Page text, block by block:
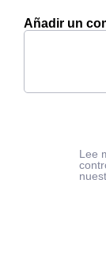
Añadir un
Lee